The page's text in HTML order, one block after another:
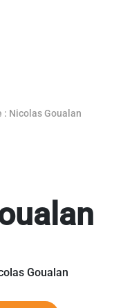
: Nicolas Goualan